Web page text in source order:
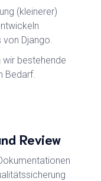
(kleinerer)
Django.
bestehende
Bedarf.
Review